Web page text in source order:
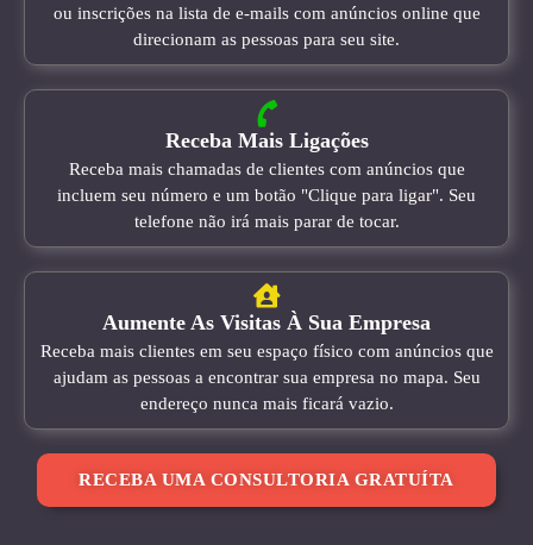
ou inscrições na lista de e-mails com anúncios online que
direcionam as pessoas para seu site.
Receba Mais Ligações
Receba mais chamadas de clientes com anúncios que
incluem seu número e um botão "Clique para ligar". Seu
telefone não irá mais parar de tocar.
Aumente As Visitas À Sua Empresa
Receba mais clientes em seu espaço físico com anúncios que
ajudam as pessoas a encontrar sua empresa no mapa. Seu
endereço nunca mais ficará vazio.
RECEBA UMA CONSULTORIA GRATUÍTA